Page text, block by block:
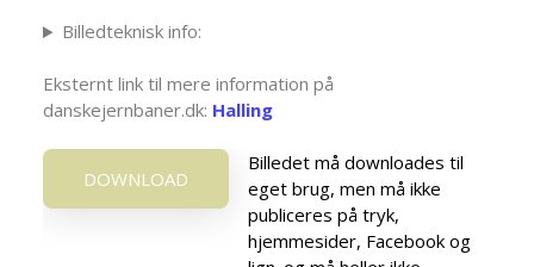
Billedteknisk info:
Eksternt link til mere information på
danskejernbaner.dk: Halling
DOWNLOAD
Billedet må downloades til
eget brug, men må ikke
publiceres på tryk,
hjemmesider, Facebook og